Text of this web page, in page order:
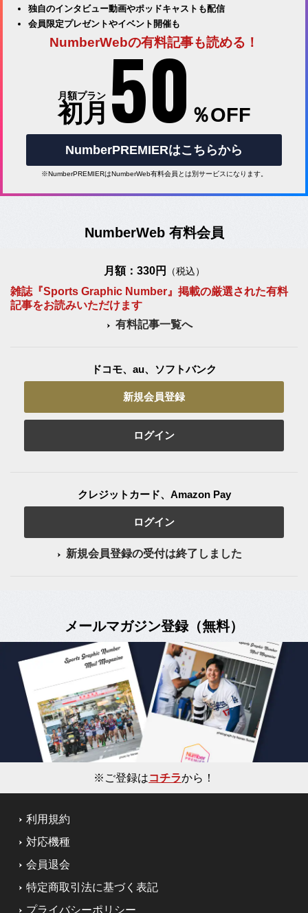
独自のインタビュー動画やポッドキャストも配信
会員限定プレゼントやイベント開催も
NumberWebの有料記事も読める！
月額プラン
初月 50 ％OFF
NumberPREMIERはこちらから
※NumberPREMIERはNumberWeb有料会員とは別サービスになります。
NumberWeb 有料会員
月額：330円 （税込）
雑誌『Sports Graphic Number』掲載の厳選された有料
記事をお読みいただけます
有料記事一覧へ
ドコモ、au、ソフトバンク
新規会員登録
ログイン
クレジットカード、Amazon Pay
ログイン
新規会員登録の受付は終了しました
メールマガジン登録（無料）
※ご登録はコチラから！
利用規約
対応機種
会員退会
特定商取引法に基づく表記
プライバシーポリシー